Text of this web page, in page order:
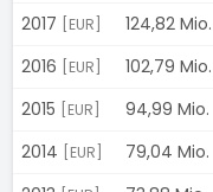
2017
[EUR] 124,82 Mio.
2016
[EUR] 102,79 Mio.
2015
[EUR] 94,99 Mio.
2014
[EUR] 79,04 Mio.